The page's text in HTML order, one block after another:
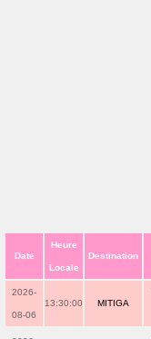
Date
Heure
Locale
Destination
2026-
08-06
13:30:00 MITIGA